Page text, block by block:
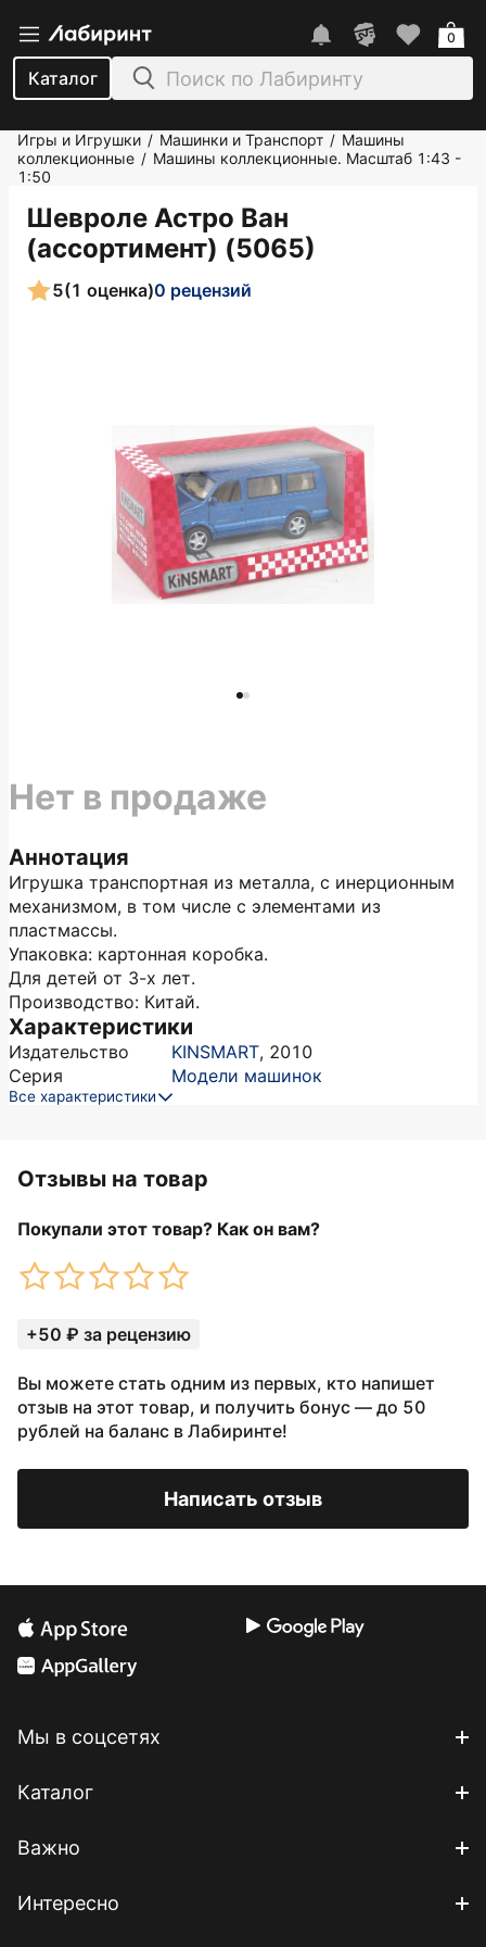
Каталог
0
Игры и Игрушки / Машинки и Транспорт / Машины
коллекционные / Машины коллекционные. Масштаб 1:43 -
1:50
Шевроле Астро Ван
(ассортимент) (5065)
5(1 оценка)0 рецензий
Аннотация
Игрушка транспортная из металла, с инерционным
механизмом, в том числе с элементами из
пластмассы.
Упаковка: картонная коробка.
Для детей от 3-х лет.
Производство: Китай.
Характеристики
Издательство KINSMART, 2010
Серия
Модели машинок
Все характеристики
Нет в продаже
Отзывы на товар
Покупали этот товар? Как он вам?
+50 ₽ за рецензию
Вы можете стать одним из первых, кто напишет
отзыв на этот товар, и получить бонус — до 50
рублей на баланс в Лабиринте!
Написать отзыв
Мы в соцсетях
Каталог
Важно
Интересно